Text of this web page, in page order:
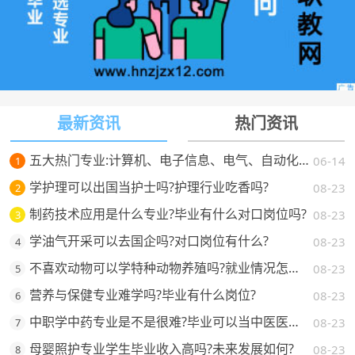
最新资讯 热门资讯
1 06-14
五大热门专业:计算机、电子信息、电气、自动化、机械。学校怎么选，将来就业如何？
2 08-23
学护理可以出国当护士吗?护理行业吃香吗?
3 08-23
制药技术应用是什么专业?毕业有什么对口岗位吗?
4 08-23
学油气开采可以去国企吗?对口岗位有什么?
5 08-23
不喜欢动物可以学特种动物养殖吗?就业情况怎么样?
6 08-23
营养与保健专业难学吗?毕业有什么岗位?
7 08-23
中职学中药专业是不是很难?毕业可以当中医医生吗?
8 08-23
母婴照护专业学生毕业收入高吗?未来发展如何?